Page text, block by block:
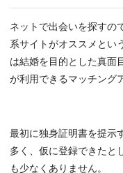
ネットで出会いを探すの
系サイトがオススメとい
は結婚を目的とした真面
が利用できるマッチング
最初に独身証明書を提示
多く、仮に登録できたと
も少なくありません。